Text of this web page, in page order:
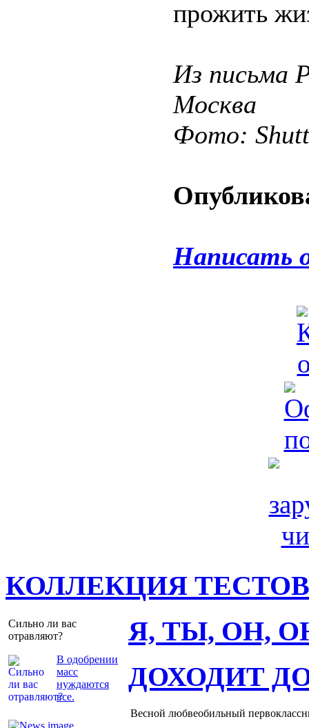
прожить
Из письма
Москва
Фото:
Написать
КОЛЛЕКЦИЯ ТЕСТОВ
Сильно ли вас
отравляют?
В одобрении
масс
нуждаются
все.
Я, ТЫ, ОН,
ДОХОДИТ
Весной любвеобильный